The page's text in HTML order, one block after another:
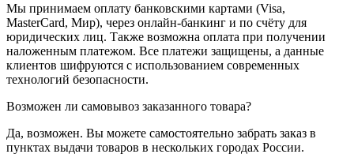
Мы принимаем оплату банковскими картами (Visa,
MasterCard, Мир), через онлайн-банкинг и по счёту для
юридических лиц. Также возможна оплата при получении
наложенным платежом. Все платежи защищены, а данные
клиентов шифруются с использованием современных
технологий безопасности.
Возможен ли самовывоз заказанного товара?
Да, возможен. Вы можете самостоятельно забрать заказ в
пунктах выдачи товаров в нескольких городах России.